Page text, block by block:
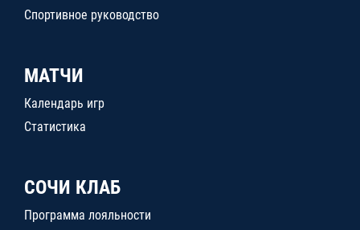
Спортивное руководство
МАТЧИ
Календарь игр
Статистика
СОЧИ КЛАБ
Программа лояльности